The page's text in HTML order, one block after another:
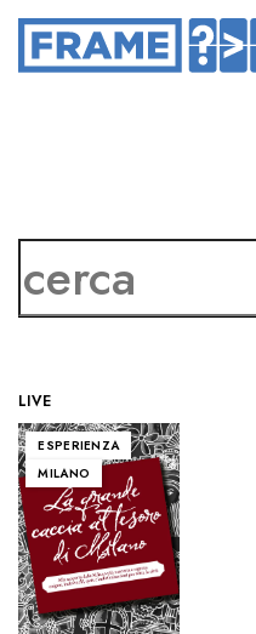
LIVE
ESPERIENZA
MILANO